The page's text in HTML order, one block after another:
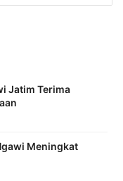
Jatim Terima
Meningkat